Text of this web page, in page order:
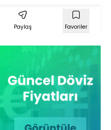
Paylaş Favoriler